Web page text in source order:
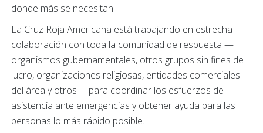
donde más se necesitan.
La Cruz Roja Americana está trabajando en estrecha
colaboración con toda la comunidad de respuesta —
organismos gubernamentales, otros grupos sin fines de
lucro, organizaciones religiosas, entidades comerciales
del área y otros— para coordinar los esfuerzos de
asistencia ante emergencias y obtener ayuda para las
personas lo más rápido posible.